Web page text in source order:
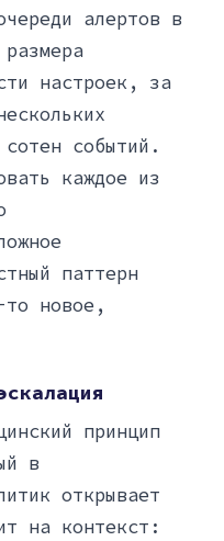
алертов в
настроек, за
событий.
каждое из
паттерн
новое,
принцип
в
открывает
на контекст: